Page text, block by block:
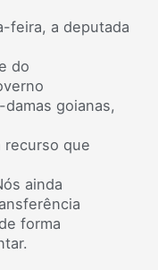
feira, a deputada
do
goianas,
recurso que
ainda
forma